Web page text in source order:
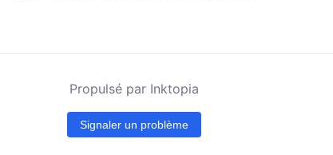
Propulsé par Inktopia
Signaler un problème